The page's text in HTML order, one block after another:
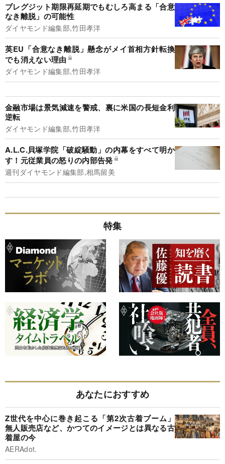
ブレグジット期限再延期でもむしろ高まる「合意
なき離脱」の可能性
ダイヤモンド編集部,竹田孝洋
英EU「合意なき離脱」懸念がメイ首相方針転換
でも消えない理由
ダイヤモンド編集部,竹田孝洋
金融市場は景気減速を警戒、裏に米国の長短金利
逆転
ダイヤモンド編集部,竹田孝洋
A.L.C.貝塚学院「破綻騒動」の内幕をすべて明か
す！元従業員の怒りの内部告発
週刊ダイヤモンド編集部,相馬留美
特集
あなたにおすすめ
Z世代を中心に巻き起こる「第2次古着ブーム」
無人販売店など、かつてのイメージとは異なる古
着屋の今
AERAdot.